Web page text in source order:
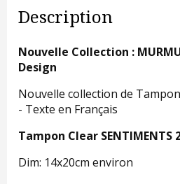
Description
Nouvelle Collection :
Design
Nouvelle collection de
- Texte en Français
Tampon Clear SENTIMENTS
Dim: 14x20cm environ